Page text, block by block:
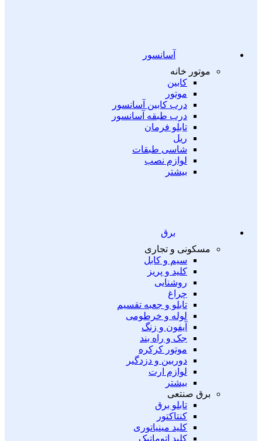
آسانسور
موتور خانه
کابین
موتور
درب کابین آسانسور
درب طبقه آسانسور
تابلو فرمان
ریل
شاسی طبقات
لوازم نصب
بیشتر
برق
مسکونی و تجاری
سیم و کابل
کلید و پریز
روشنایی
چراغ
تابلو و جعبه تقسیم
لوله و خرطومی
آیفون و زنگ
جک و راه بند
موتور کرکره
دوربین و دزدگیر
لوازم ارت
بیشتر
برق صنتعی
تابلو برق
کنتاکتور
کلید مینیاتوری
کلید اتوماتیک